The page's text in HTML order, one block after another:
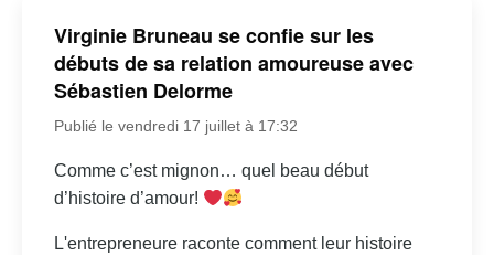
Virginie Bruneau se confie sur les
débuts de sa relation amoureuse avec
Sébastien Delorme
Publié le vendredi 17 juillet à 17:32
Comme c’est mignon… quel beau début
d’histoire d’amour!
L'entrepreneure raconte comment leur histoire